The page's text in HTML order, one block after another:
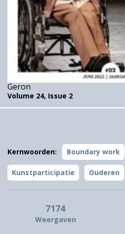
Geron
Volume 24, Issue 2
Kernwoorden: Boundary work
Kunstparticipatie Ouderen
7174
Weergaven